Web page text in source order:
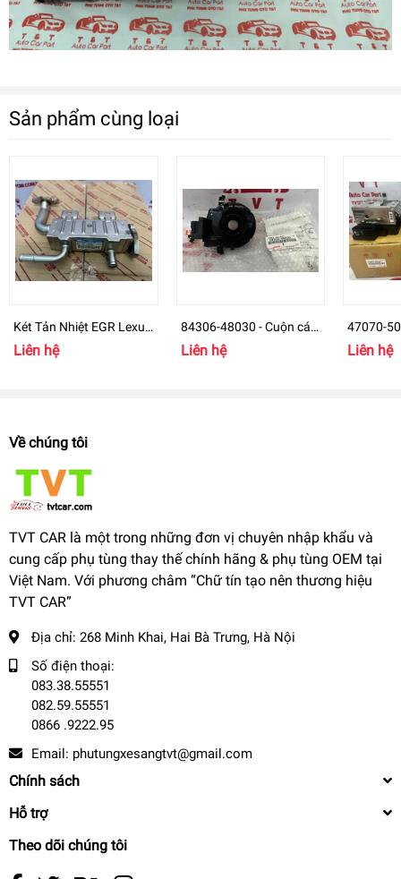
Sản phẩm cùng loại
Két Tản Nhiệt EGR Lexus
Liên hệ
84306-48030 - Cuộn cáp
còi Lexus LX570, RX350,
RX400H, LS460
Liên hệ
47070-
ABS
RX450-
Liên hệ
Về chúng tôi
TVT CAR là một trong những đơn vị chuyên nhập khẩu và
cung cấp phụ tùng thay thế chính hãng & phụ tùng OEM tại
Việt Nam. Với phương châm “Chữ tín tạo nên thương hiệu
TVT CAR”
Địa chỉ: 268 Minh Khai, Hai Bà Trưng, Hà Nội
Số điện thoại:
083.38.55551
082.59.55551
0866 .9222.95
Email: phutungxesangtvt@gmail.com
Chính sách
Hỗ trợ
Theo dõi chúng tôi